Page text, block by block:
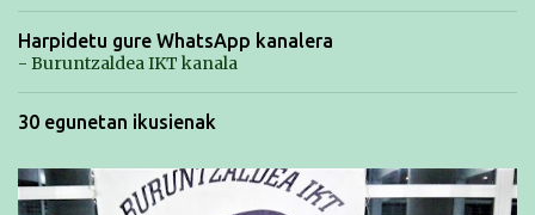
Harpidetu gure WhatsApp kanalera
- Buruntzaldea IKT kanala
30 egunetan ikusienak